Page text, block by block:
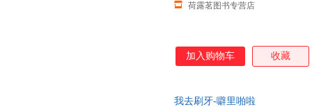
荷露茗图书专营店
加入购物车 收藏
我去刷牙-噼里啪啦